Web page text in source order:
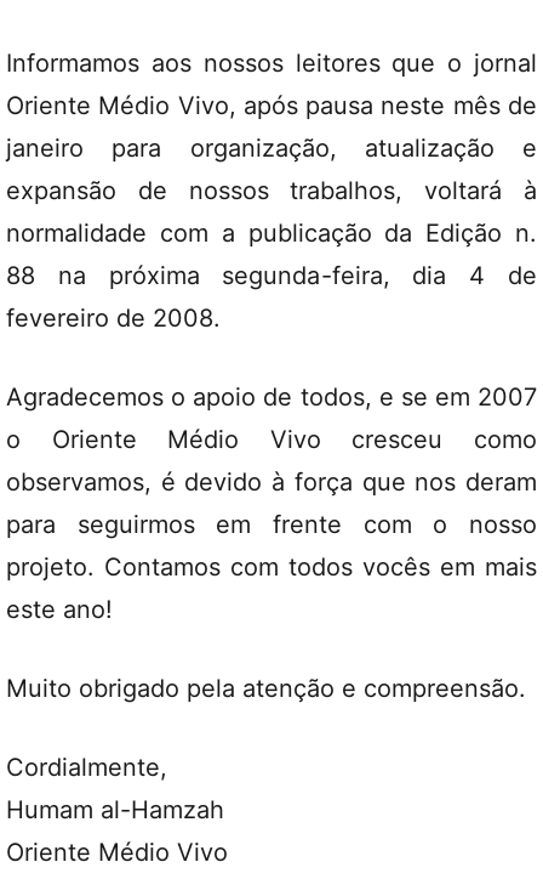
Informamos aos nossos leitores que o jornal
Oriente Médio Vivo, após pausa neste mês de
janeiro para organização, atualização e
expansão de nossos trabalhos, voltará à
normalidade com a publicação da Edição n.
88 na próxima segunda-feira, dia 4 de
fevereiro de 2008.
Agradecemos o apoio de todos, e se em 2007
o Oriente Médio Vivo cresceu como
observamos, é devido à força que nos deram
para seguirmos em frente com o nosso
projeto. Contamos com todos vocês em mais
este ano!
Muito obrigado pela atenção e compreensão.
Cordialmente,
Humam al-Hamzah
Oriente Médio Vivo